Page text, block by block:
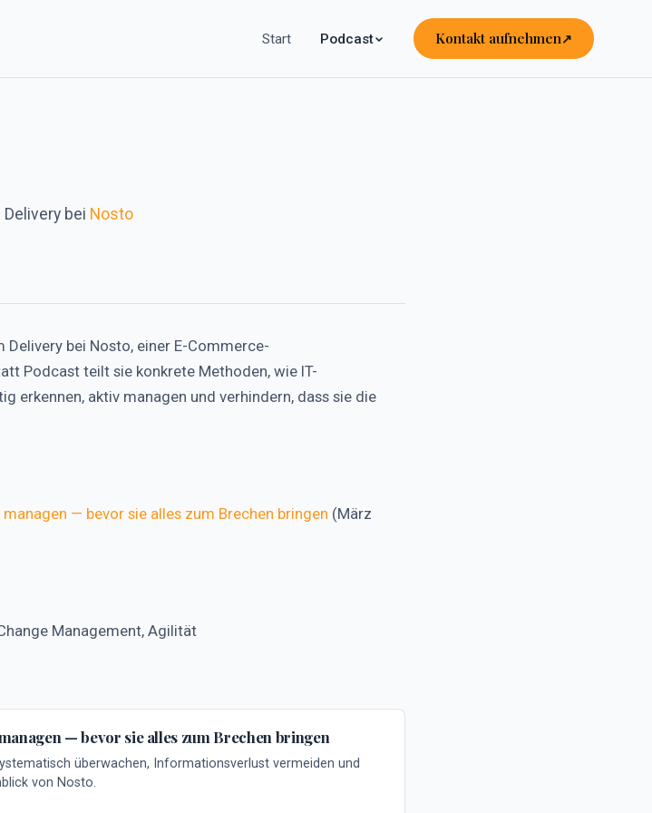
Start Podcast Kontakt aufnehmen
Delivery bei Nosto
bei Nosto, einer E-Commerce-
Podcast teilt sie konkrete Methoden, wie IT-
erkennen, aktiv managen und verhindern, dass sie die
— bevor sie alles zum Brechen bringen (März
Management, Agilität
— bevor sie alles zum Brechen bringen
überwachen, Informationsverlust vermeiden und
von Nosto.